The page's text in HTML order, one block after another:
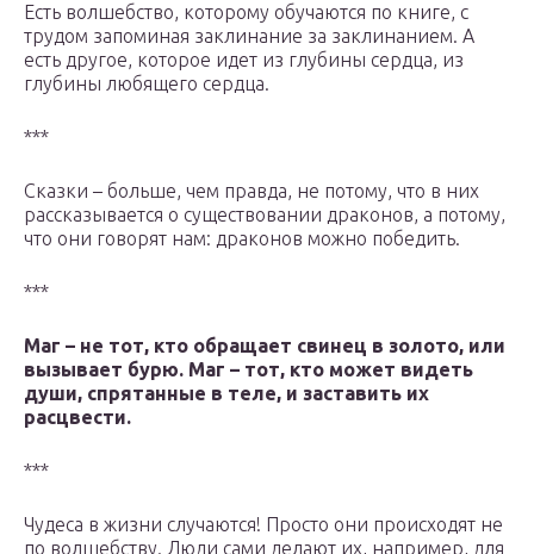
Есть волшебство, которому обучаются по книге, с
трудом запоминая заклинание за заклинанием. А
есть другое, которое идет из глубины сердца, из
глубины любящего сердца.
***
Сказки – больше, чем правда, не потому, что в них
рассказывается о существовании драконов, а потому,
что они говорят нам: драконов можно победить.
***
Маг – не тот, кто обращает свинец в золото, или
вызывает бурю. Маг – тот, кто может видеть
души, спрятанные в теле, и заставить их
расцвести.
***
Чудеса в жизни случаются! Просто они происходят не
по волшебству. Люди сами делают их, например, для